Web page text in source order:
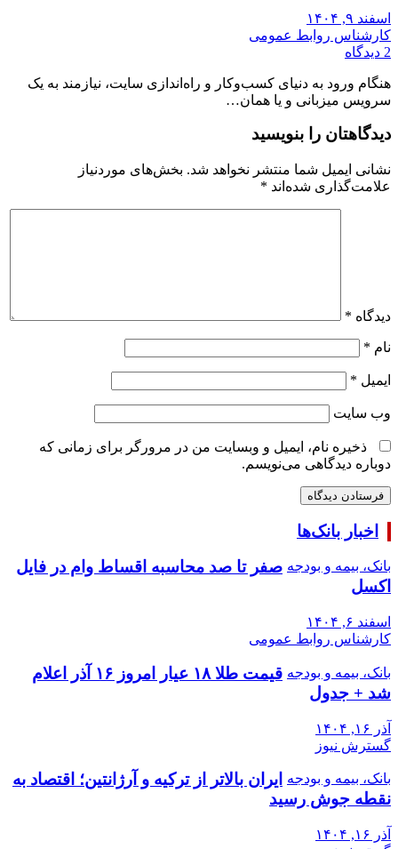
اسفند ۹, ۱۴۰۴
کارشناس روابط عمومی
2 دیدگاه
هنگام ورود به دنیای کسب‌وکار و راه‌اندازی سایت، نیازمند به یک
سرویس میزبانی و یا همان…
دیدگاهتان را بنویسید
نشانی ایمیل شما منتشر نخواهد شد. بخش‌های موردنیاز
علامت‌گذاری شده‌اند *
دیدگاه *
نام *
ایمیل *
وب‌ سایت
ذخیره نام، ایمیل و وبسایت من در مرورگر برای زمانی که
دوباره دیدگاهی می‌نویسم.
اخبار بانک‌ها
بانک، بیمه و بودجه صفر تا صد محاسبه اقساط وام در فایل
اکسل
اسفند ۶, ۱۴۰۴
کارشناس روابط عمومی
بانک، بیمه و بودجه
قیمت طلا ۱۸ عیار امروز ۱۶ آذر اعلام
شد + جدول
آذر ۱۶, ۱۴۰۴
گسترش نیوز
بانک، بیمه و بودجه
ایران بالاتر از ترکیه و آرژانتین؛ اقتصاد به
نقطه جوش رسید
آذر ۱۶, ۱۴۰۴